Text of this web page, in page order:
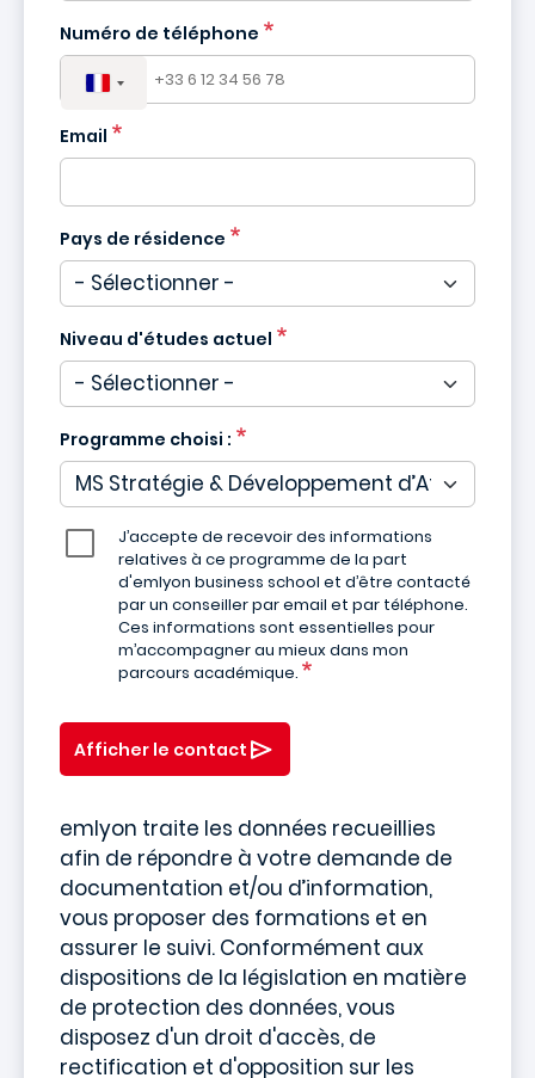
Numéro de téléphone
Email
Pays de résidence
Niveau d'études actuel
Programme choisi :
J’accepte de recevoir des informations
relatives à ce programme de la part
d'emlyon business school et d’être contacté
par un conseiller par email et par téléphone.
Ces informations sont essentielles pour
m’accompagner au mieux dans mon
parcours académique.
Afficher le contact
emlyon traite les données recueillies
afin de répondre à votre demande de
documentation et/ou d’information,
vous proposer des formations et en
assurer le suivi. Conformément aux
dispositions de la législation en matière
de protection des données, vous
disposez d'un droit d'accès, de
rectification et d'opposition sur les